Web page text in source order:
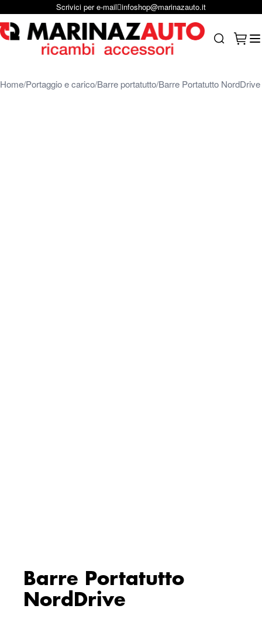
Salta al contenutoScrivici per e-mail infoshop@marinazauto.it
Home Portaggio e carico Barre portatutto Barre Portatutto NordDrive
Barre Portatutto
NordDrive